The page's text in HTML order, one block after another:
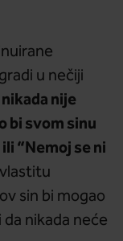
u nečiji
nije
bi svom sinu
“Nemoj se ni
sin bi mogao
nikada neće